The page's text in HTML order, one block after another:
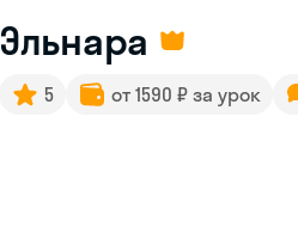
Эльнара
5 от 1590 ₽ за урок